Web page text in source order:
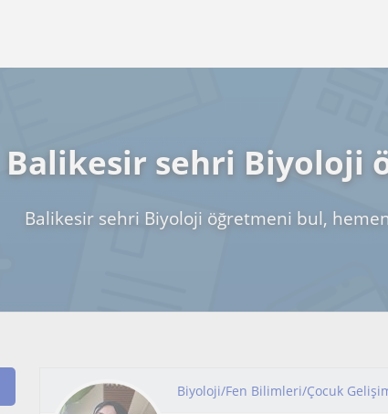
Balikesir sehri Biyoloji
Balikesir sehri Biyoloji öğretmeni bul,
Biyoloji/Fen Bilimleri/Çocuk